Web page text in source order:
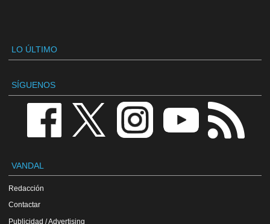
LO ÚLTIMO
SÍGUENOS
VANDAL
Redacción
Contactar
Publicidad / Advertising